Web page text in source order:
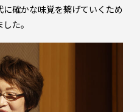
確かな味覚を繋げていくため
た。